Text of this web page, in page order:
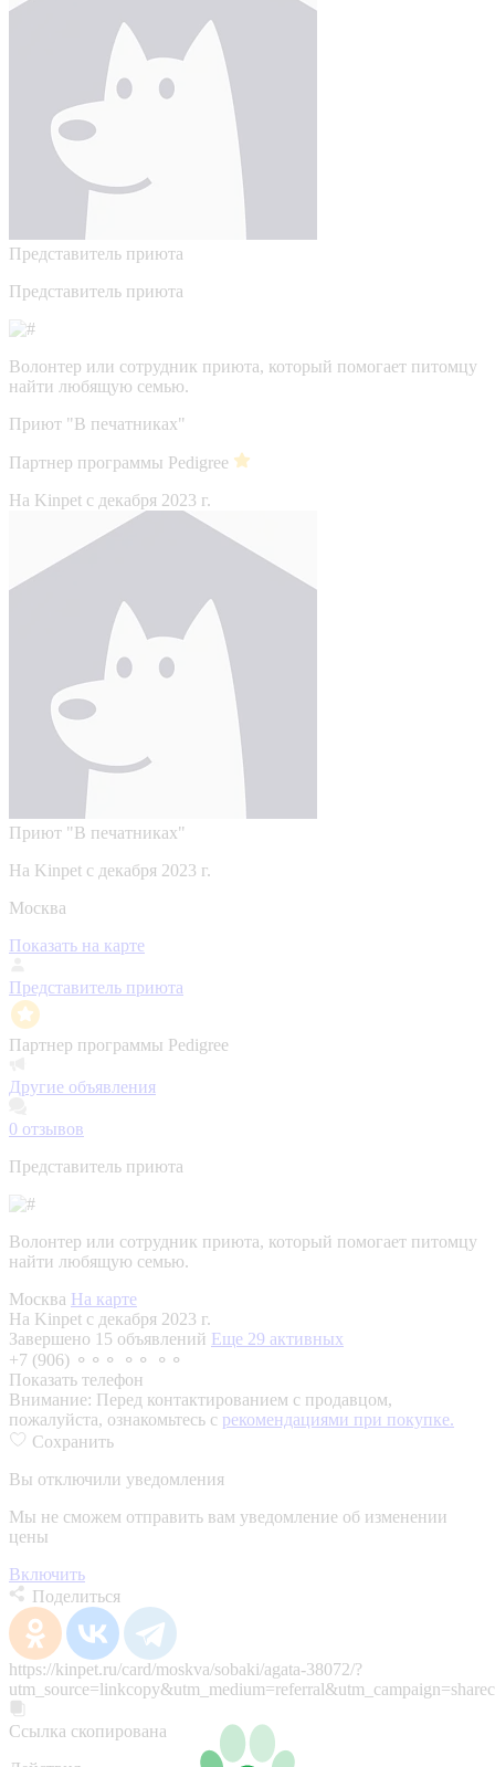
Представитель приюта
Представитель приюта
Волонтер или сотрудник приюта, который помогает питомцу
найти любящую семью.
Приют "В печатниках"
Партнер программы Pedigree
На Kinpet c декабря 2023 г.
Приют "В печатниках"
На Kinpet c декабря 2023 г.
Москва
Показать на карте
Представитель приюта
Партнер программы Pedigree
Другие объявления
0 отзывов
Представитель приюта
Волонтер или сотрудник приюта, который помогает питомцу
найти любящую семью.
Москва На карте
На Kinpet c декабря 2023 г.
Завершено 15 объявлений Еще 29 активных
+7 (906) ⚬⚬⚬ ⚬⚬ ⚬⚬
Показать телефон
Внимание: Перед контактированием с продавцом,
пожалуйста, ознакомьтесь с рекомендациями при покупке.
Сохранить
Вы отключили уведомления
Мы не сможем отправить вам уведомление об изменении
цены
Включить
Поделиться
https://kinpet.ru/card/moskva/sobaki/agata-38072/?
Ссылка скопирована